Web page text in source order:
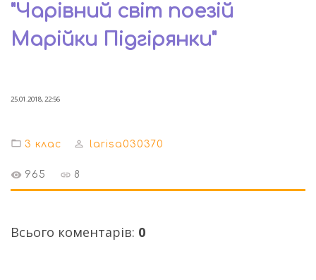
"Чарівний світ поезій
Марійки Підгірянки"
25.01.2018, 22:56
3 клас larisa030370
965 8
Всього коментарів: 0